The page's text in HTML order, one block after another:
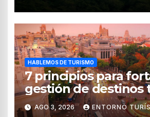
HABLEMOS DE TURISMO
7 principios para
gestión de destinos
según el WTTC
AGO 3, 2026 ENTORNO